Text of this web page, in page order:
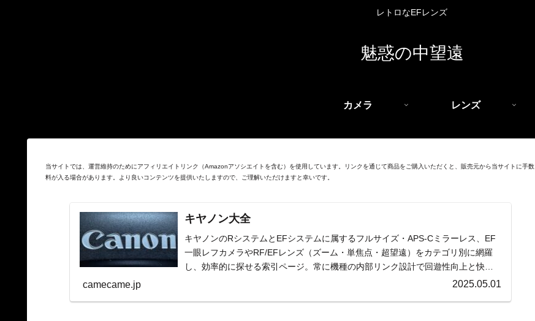
レトロなEFレンズ
魅惑の中望遠
カメラ レンズ
当サイトでは、運営維持のためにアフィリエイトリンク（Amazonアソシエイトを含む）を使用しています。リンクを通じて商品をご購入いただくと、販売元から当サイトに手数
料が入る場合があります。より良いコンテンツを提供いたしますので、ご理解いただけますと幸いです。
キヤノン大全
キヤノンのRシステムとEFシステムに属するフルサイズ・APS-Cミラーレス、EF
一眼レフカメラやRF/EFレンズ（ズーム・単焦点・超望遠）をカテゴリ別に網羅
し、効率的に探せる索引ページ。常に機種の内部リンク設計で回遊性向上と快適
camecame.jp 2025.05.01